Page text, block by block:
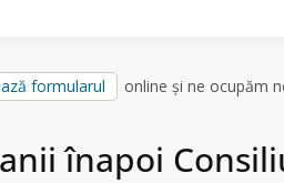
formularul online și ne ocupăm
înapoi